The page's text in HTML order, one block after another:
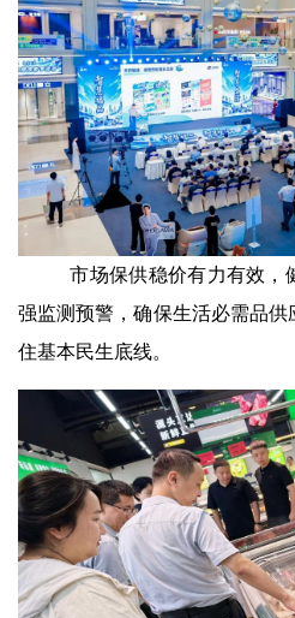
市场保供稳价有力有效，
强监测预警，确保生活必需品
住基本民生底线。